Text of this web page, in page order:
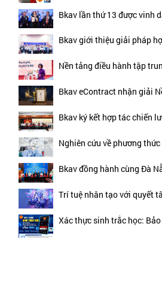
Bkav lần thứ 13 được vinh
Bkav giới thiệu giải pháp
Nền tảng điều hành tập
Bkav eContract nhận giải
Bkav ký kết hợp tác chiến
Nghiên cứu về phương
Bkav đồng hành cùng Đà
Trí tuệ nhân tạo với quyết
Xác thực sinh trắc học: